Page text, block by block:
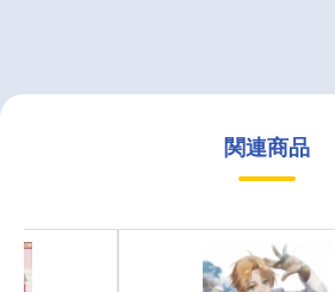
関連商品